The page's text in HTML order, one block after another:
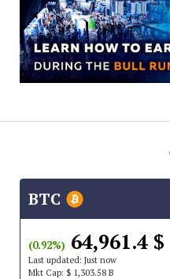
$ 64,961.4
(0.92%)
Last updated: Just now
Mkt Cap: $ 1,303.58 B